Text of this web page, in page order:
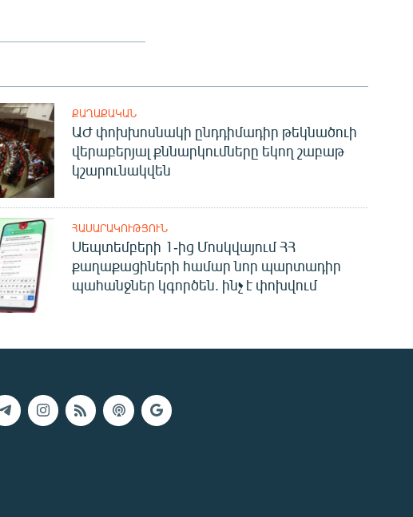
ՔԱՂԱՔԱԿԱՆ
ԱԺ փոխխոսնակի ընդդիմադիր թեկնածուի
վերաբերյալ քննարկումները եկող շաբաթ
կշարունակվեն
ՀԱՍԱՐԱԿՈՒԹՅՈՒՆ
Սեպտեմբերի 1-ից Մոսկվայում ՀՀ
քաղաքացիների համար նոր պարտադիր
պահանջներ կգործեն. ինչ է փոխվում